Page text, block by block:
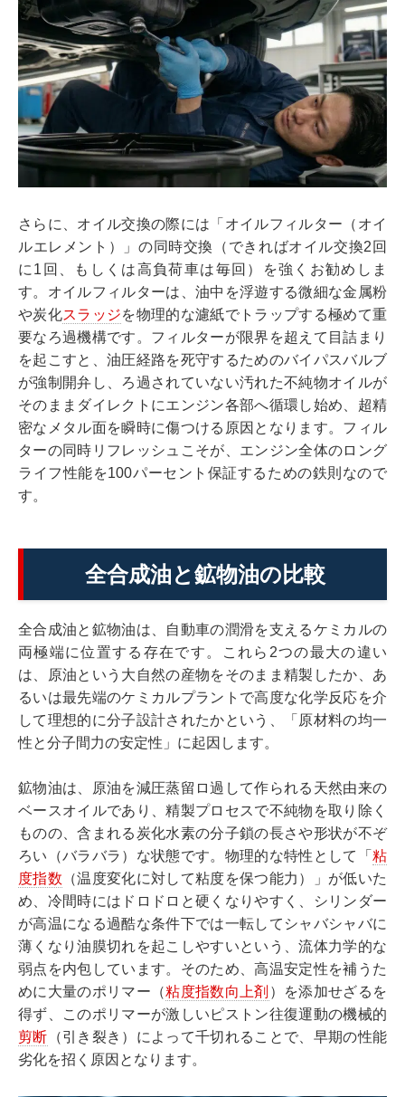
さらに、オイル交換の際には「オイルフィルター（オイ
ルエレメント）」の同時交換（できればオイル交換2回
に1回、もしくは高負荷車は毎回）を強くお勧めしま
す。オイルフィルターは、油中を浮遊する微細な金属粉
や炭化スラッジを物理的な濾紙でトラップする極めて重
要なろ過機構です。フィルターが限界を超えて目詰まり
を起こすと、油圧経路を死守するためのバイパスバルブ
が強制開弁し、ろ過されていない汚れた不純物オイルが
そのままダイレクトにエンジン各部へ循環し始め、超精
密なメタル面を瞬時に傷つける原因となります。フィル
ターの同時リフレッシュこそが、エンジン全体のロング
ライフ性能を100パーセント保証するための鉄則なので
す。
全合成油と鉱物油の比較
全合成油と鉱物油は、自動車の潤滑を支えるケミカルの
両極端に位置する存在です。これら2つの最大の違い
は、原油という大自然の産物をそのまま精製したか、あ
るいは最先端のケミカルプラントで高度な化学反応を介
して理想的に分子設計されたかという、「原材料の均一
性と分子間力の安定性」に起因します。
鉱物油は、原油を減圧蒸留ロ過して作られる天然由来の
ベースオイルであり、精製プロセスで不純物を取り除く
ものの、含まれる炭化水素の分子鎖の長さや形状が不ぞ
ろい（バラバラ）な状態です。物理的な特性として「 粘
度指数 （温度変化に対して粘度を保つ能力）」が低いた
め、冷間時にはドロドロと硬くなりやすく、シリンダー
が高温になる過酷な条件下では一転してシャバシャバに
薄くなり油膜切れを起こしやすいという、流体力学的な
弱点を内包しています。そのため、高温安定性を補うた
めに大量のポリマー（粘度指数向上剤 ）を添加せざるを
得ず、このポリマーが激しいピストン往復運動の機械的
剪断 （引き裂き）によって千切れることで、早期の性能
劣化を招く原因となります。